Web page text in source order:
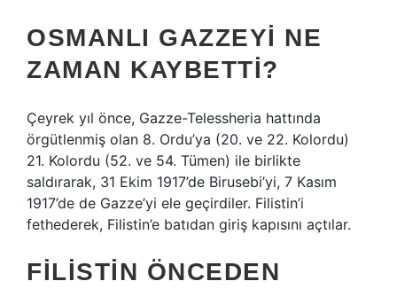
OSMANLI GAZZEYI NE
ZAMAN KAYBETTI?
Çeyrek yıl önce, Gazze-Telessheria hattında
örgütlenmiş olan 8. Ordu’ya (20. ve 22. Kolordu)
21. Kolordu (52. ve 54. Tümen) ile birlikte
saldırarak, 31 Ekim 1917’de Birusebi’yi, 7 Kasım
1917’de de Gazze’yi ele geçirdiler. Filistin’i
fethederek, Filistin’e batıdan giriş kapısını açtılar.
FILISTIN ÖNCEDEN